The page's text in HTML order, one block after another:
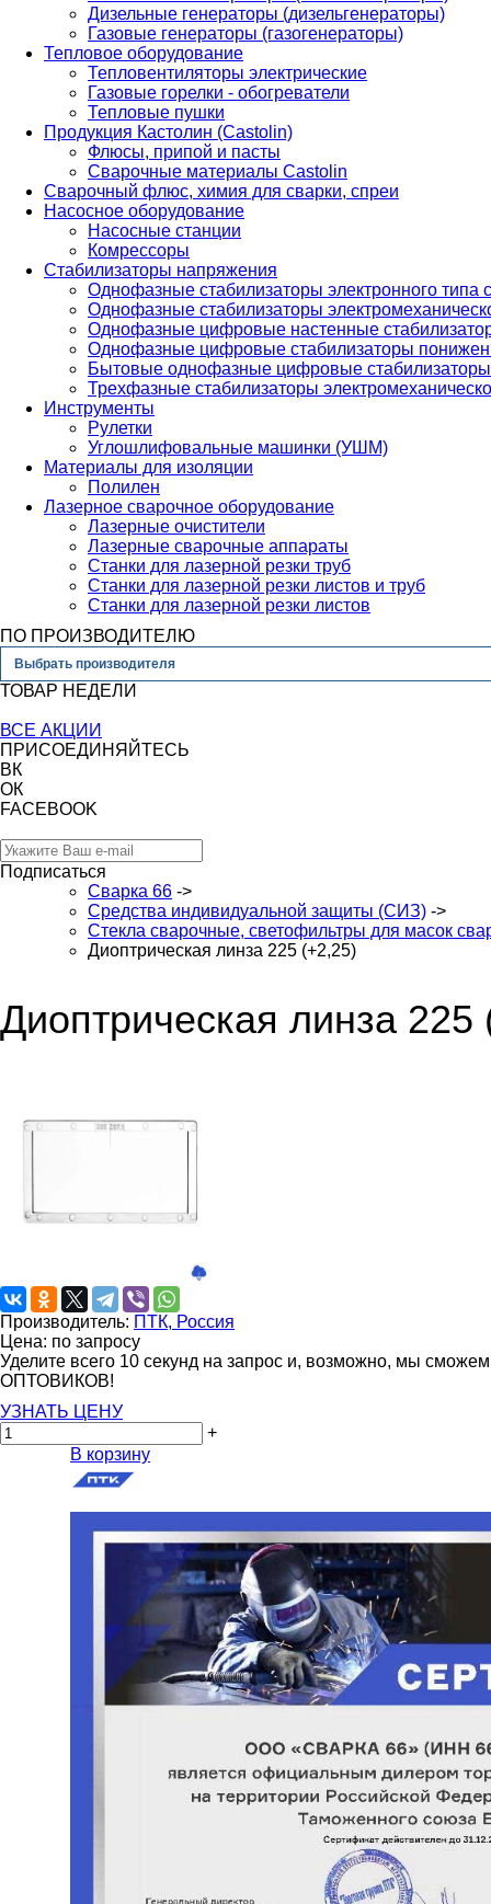
Дизельные генераторы (дизельгенераторы)
Газовые генераторы (газогенераторы)
Тепловое оборудование
Тепловентиляторы электрические
Газовые горелки - обогреватели
Тепловые пушки
Продукция Кастолин (Castolin)
Флюсы, припой и пасты
Сварочные материалы Castolin
Сварочный флюс, химия для сварки, спреи
Насосное оборудование
Насосные станции
Комрессоры
Стабилизаторы напряжения
Однофазные стабилизаторы электронного
Однофазные стабилизаторы
Однофазные цифровые настенные
Однофазные цифровые стабилизаторы
Бытовые однофазные цифровые стабилизаторы
Трехфазные стабилизаторы
Инструменты
Рулетки
Углошлифовальные машинки (УШМ)
Материалы для изоляции
Полилен
Лазерное сварочное оборудование
Лазерные очистители
Лазерные сварочные аппараты
Станки для лазерной резки труб
Станки для лазерной резки листов и труб
Станки для лазерной резки листов
ПО ПРОИЗВОДИТЕЛЮ
Выбрать производителя
ТОВАР НЕДЕЛИ
ВСЕ АКЦИИ
ПРИСОЕДИНЯЙТЕСЬ
ВК
ОК
FACEBOOK
Подписаться
Сварка 66 ->
Средства индивидуальной защиты (СИЗ) ->
Стекла сварочные, светофильтры для масок
Диоптрическая линза 225 (+2,25)
Диоптрическая линза 225
Производитель: ПТК, Россия
Цена: по запросу
Уделите всего 10 секунд на запрос и, возможно, мы
ОПТОВИКОВ!
УЗНАТЬ ЦЕНУ
+
В корзину